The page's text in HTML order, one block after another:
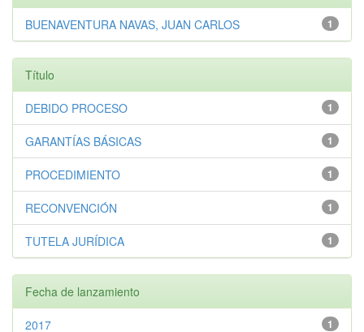
1
BUENAVENTURA NAVAS, JUAN CARLOS
Título
1
DEBIDO PROCESO
1
GARANTÍAS BÁSICAS
1
PROCEDIMIENTO
1
RECONVENCIÓN
1
TUTELA JURÍDICA
Fecha de lanzamiento
1
2017